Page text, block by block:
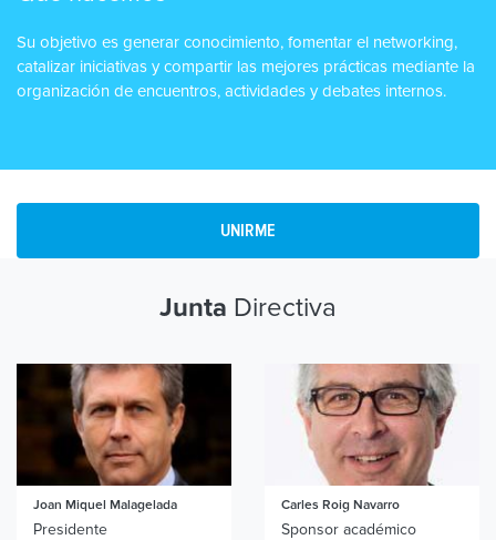
Su objetivo es generar conocimiento, fomentar el networking,
catalizar iniciativas y compartir las mejores prácticas mediante la
organización de encuentros, actividades y debates internos.
UNIRME
Junta Directiva
Joan Miquel Malagelada
Presidente
Carles Roig Navarro
Sponsor académico